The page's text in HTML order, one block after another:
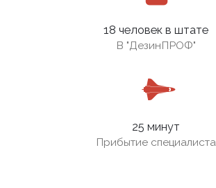
18 человек в штате
В "ДезинПРОФ"
25 минут
Прибытие специалиста